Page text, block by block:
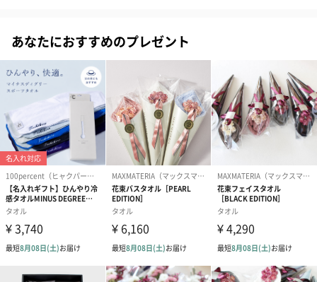
「BEVERLY HILLS POLO CLUB（ビバリーヒルズポロク
BEVERLY HILLS POLO CLUBは1982年、ロサンゼルスの高級住宅
街ビバリーヒルズで生まれました。英国生まれの伝統競技“ポ
ロ”の持つトラディショナルマインドをベースに、ウエストコース
トの陽気で明るい健康的なイメージをコンセプトに展開していま
す。
BEVERLY HILLS POLO CLUBは、トータルファッションとして、全
米だけにとどまらず、欧州、アジアを始め、世界各国の消費者の
#20代前半 #20代後半 #30代 #40代
あなたにおすすめのプレゼント